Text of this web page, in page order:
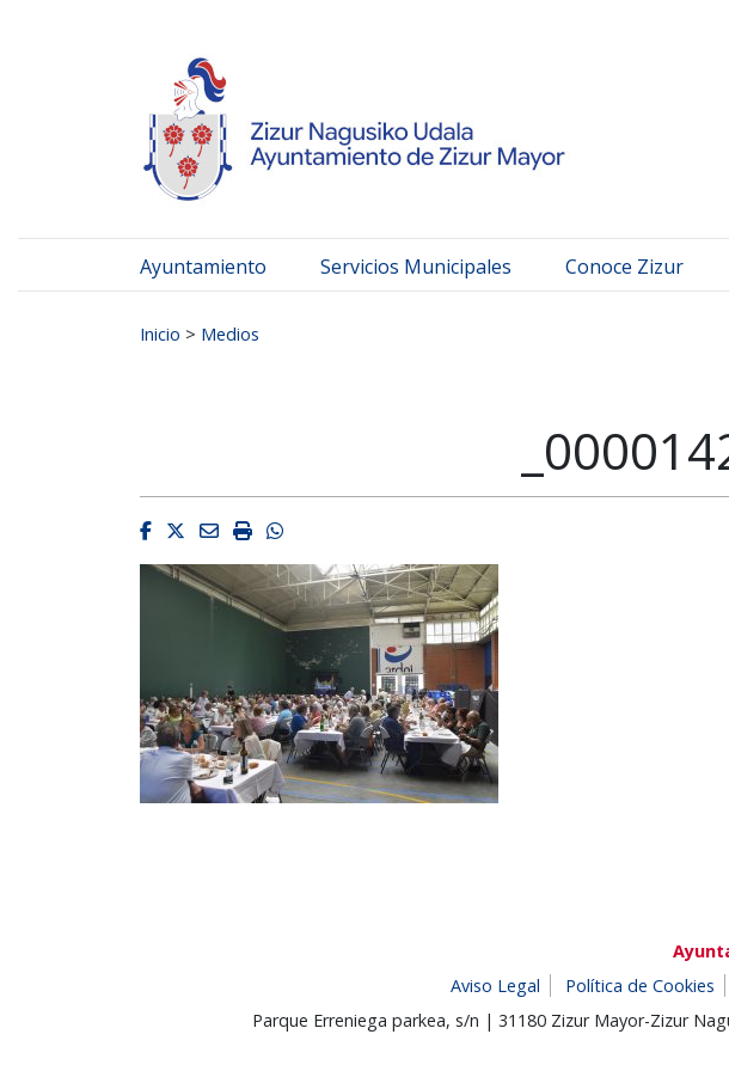
Ayuntamiento Servicios Municipales Conoce Zizur
Inicio > Medios
Facebook
Twitter
EmailImprimirWhatsapp
Aviso Legal
Política de Cookies
Parque Erreniega parkea, s/n | 31180 Zizur Mayor-Zizur